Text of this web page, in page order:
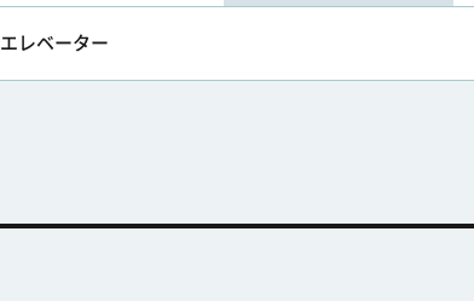
エレベーター